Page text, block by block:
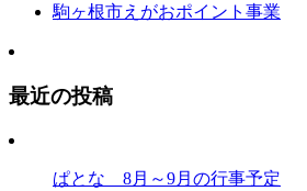
駒ヶ根市えがおポイント事業
最近の投稿
ぱとな 8月～9月の行事予定